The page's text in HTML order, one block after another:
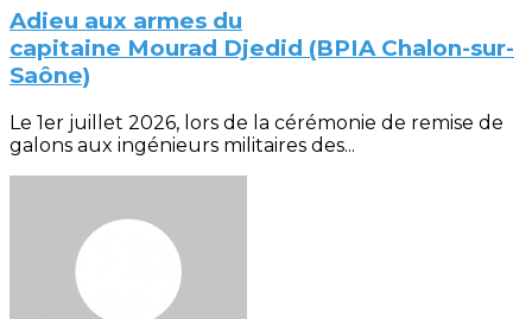
Adieu aux armes du
capitaine Mourad Djedid (BPIA Chalon-sur-
Saône)
Le 1er juillet 2026, lors de la cérémonie de remise de
galons aux ingénieurs militaires des...